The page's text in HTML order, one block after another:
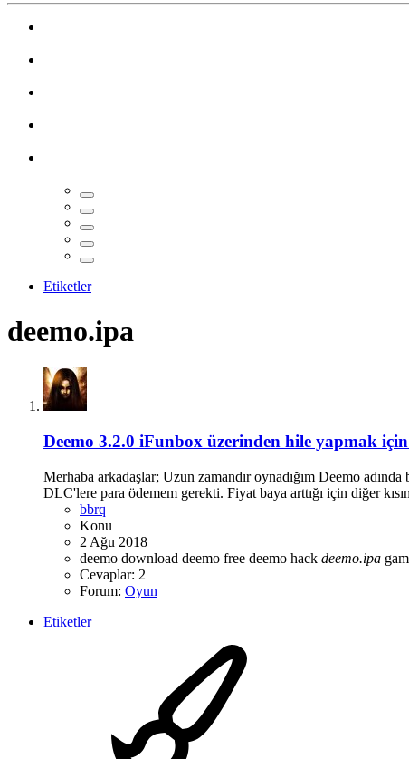
Etiketler
deemo.ipa
Deemo 3.2.0 iFunbox üzerinden hile yapmak
Merhaba arkadaşlar; Uzun zamandır oynadığım Deemo
DLC'lere para ödemem gerekti. Fiyat baya arttığı için diğer
bbrq
Konu
2 Ağu 2018
deemo download deemo free deemo hack deemo.ipa
Cevaplar: 2
Forum: Oyun
Etiketler